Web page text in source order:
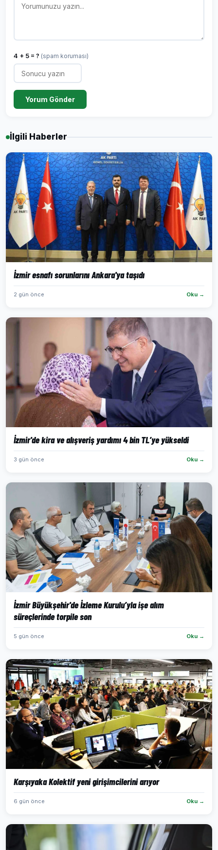
4 + 5 = ? (spam koruması)
Yorum Gönder
İlgili Haberler
İzmir esnafı sorunlarını Ankara'ya taşıdı
2 gün önce Oku →
İzmir'de kira ve alışveriş yardımı 4 bin TL’ye yükseldi
3 gün önce Oku →
İzmir Büyükşehir'de İzleme Kurulu’yla işe alım
süreçlerinde torpile son
5 gün önce Oku →
Karşıyaka Kolektif yeni girişimcilerini arıyor
6 gün önce Oku →